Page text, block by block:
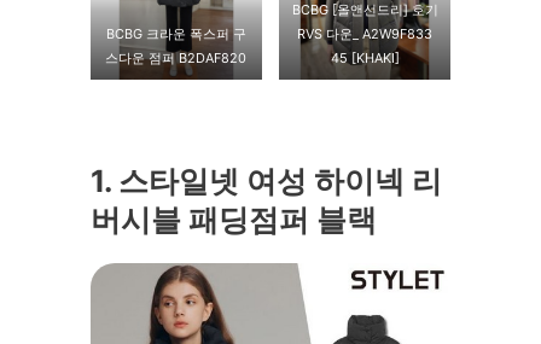
BCBG 크라운 폭스퍼 구
스다운 점퍼 B2DAF820
BCBG [올앤선드리] 호기
RVS 다운_ A2W9F833
45 [KHAKI]
1. 스타일넷 여성 하이넥 리
버시블 패딩점퍼 블랙